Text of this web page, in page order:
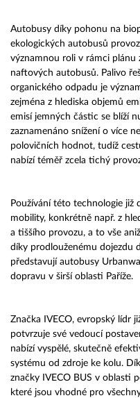
Autobusy díky pohonu na
ekologických autobusů
významnou roli v rámci plánu
naftových autobusů. Palivo
organického odpadu je
zejména z hlediska objemů
emisí jemných částic se blíží
zaznamenáno snížení o více
polovičních hodnot, tudíž
nabízí téměř zcela tichý
Používání této technologie již
mobility, konkrétně např. z
a tiššího provozu, a to vše
díky prodlouženému dojezdu
představují autobusy
dopravu v širší oblasti Paříže.
Značka IVECO, evropský lídr
potvrzuje své vedoucí
nabízí vyspělé, skutečně
systému od zdroje ke kolu.
značky IVECO BUS v oblasti
které jsou vhodné pro